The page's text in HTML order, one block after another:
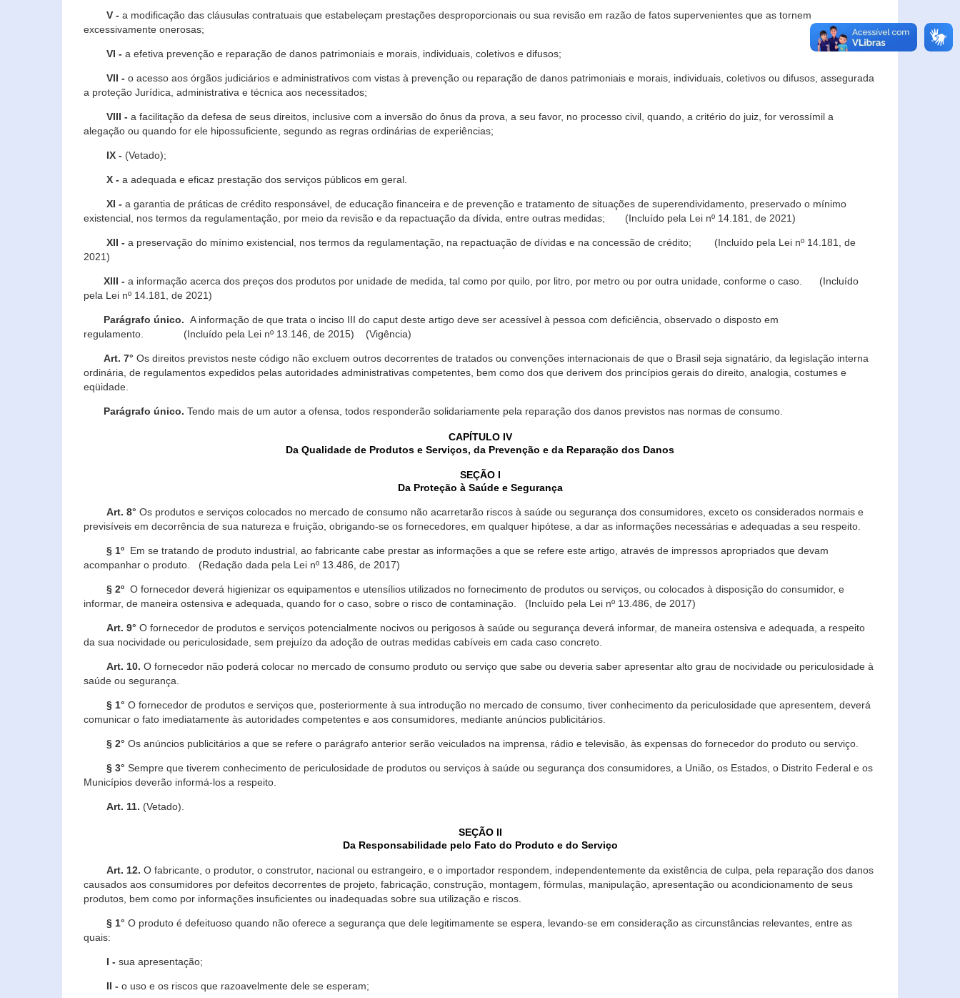
V - a modificação das cláusulas contratuais que estabeleçam prestações desproporcionais ou sua revisão em razão de fatos supervenientes que as tornem
excessivamente onerosas;
VI - a efetiva prevenção e reparação de danos patrimoniais e morais, individuais, coletivos e difusos;
VII - o acesso aos órgãos judiciários e administrativos com vistas à prevenção ou reparação de danos patrimoniais e morais, individuais, coletivos ou difusos, assegurada
a proteção Jurídica, administrativa e técnica aos necessitados;
VIII - a facilitação da defesa de seus direitos, inclusive com a inversão do ônus da prova, a seu favor, no processo civil, quando, a critério do juiz, for verossímil a
alegação ou quando for ele hipossuficiente, segundo as regras ordinárias de experiências;
IX - (Vetado);
X - a adequada e eficaz prestação dos serviços públicos em geral.
XI - a garantia de práticas de crédito responsável, de educação financeira e de prevenção e tratamento de situações de superendividamento, preservado o mínimo
existencial, nos termos da regulamentação, por meio da revisão e da repactuação da dívida, entre outras medidas; (Incluído pela Lei nº 14.181, de 2021)
XII - a preservação do mínimo existencial, nos termos da regulamentação, na repactuação de dívidas e na concessão de crédito; (Incluído pela Lei nº 14.181, de
2021)
XIII - a informação acerca dos preços dos produtos por unidade de medida, tal como por quilo, por litro, por metro ou por outra unidade, conforme o caso. (Incluído
pela Lei nº 14.181, de 2021)
Parágrafo único. A informação de que trata o inciso III do caput deste artigo deve ser acessível à pessoa com deficiência, observado o disposto em
regulamento. (Incluído pela Lei nº 13.146, de 2015) (Vigência)
Art. 7° Os direitos previstos neste código não excluem outros decorrentes de tratados ou convenções internacionais de que o Brasil seja signatário, da legislação interna
ordinária, de regulamentos expedidos pelas autoridades administrativas competentes, bem como dos que derivem dos princípios gerais do direito, analogia, costumes e
eqüidade.
Parágrafo único. Tendo mais de um autor a ofensa, todos responderão solidariamente pela reparação dos danos previstos nas normas de consumo.
CAPÍTULO IV
Da Qualidade de Produtos e Serviços, da Prevenção e da Reparação dos Danos
SEÇÃO I
Da Proteção à Saúde e Segurança
Art. 8° Os produtos e serviços colocados no mercado de consumo não acarretarão riscos à saúde ou segurança dos consumidores, exceto os considerados normais e
previsíveis em decorrência de sua natureza e fruição, obrigando-se os fornecedores, em qualquer hipótese, a dar as informações necessárias e adequadas a seu respeito.
§ 1º Em se tratando de produto industrial, ao fabricante cabe prestar as informações a que se refere este artigo, através de impressos apropriados que devam
acompanhar o produto. (Redação dada pela Lei nº 13.486, de 2017)
§ 2º O fornecedor deverá higienizar os equipamentos e utensílios utilizados no fornecimento de produtos ou serviços, ou colocados à disposição do consumidor, e
informar, de maneira ostensiva e adequada, quando for o caso, sobre o risco de contaminação. (Incluído pela Lei nº 13.486, de 2017)
Art. 9° O fornecedor de produtos e serviços potencialmente nocivos ou perigosos à saúde ou segurança deverá informar, de maneira ostensiva e adequada, a respeito
da sua nocividade ou periculosidade, sem prejuízo da adoção de outras medidas cabíveis em cada caso concreto.
Art. 10. O fornecedor não poderá colocar no mercado de consumo produto ou serviço que sabe ou deveria saber apresentar alto grau de nocividade ou periculosidade à
saúde ou segurança.
§ 1° O fornecedor de produtos e serviços que, posteriormente à sua introdução no mercado de consumo, tiver conhecimento da periculosidade que apresentem, deverá
comunicar o fato imediatamente às autoridades competentes e aos consumidores, mediante anúncios publicitários.
§ 2° Os anúncios publicitários a que se refere o parágrafo anterior serão veiculados na imprensa, rádio e televisão, às expensas do fornecedor do produto ou serviço.
§ 3° Sempre que tiverem conhecimento de periculosidade de produtos ou serviços à saúde ou segurança dos consumidores, a União, os Estados, o Distrito Federal e os
Municípios deverão informá-los a respeito.
Art. 11. (Vetado).
SEÇÃO II
Da Responsabilidade pelo Fato do Produto e do Serviço
Art. 12. O fabricante, o produtor, o construtor, nacional ou estrangeiro, e o importador respondem, independentemente da existência de culpa, pela reparação dos danos
causados aos consumidores por defeitos decorrentes de projeto, fabricação, construção, montagem, fórmulas, manipulação, apresentação ou acondicionamento de seus
produtos, bem como por informações insuficientes ou inadequadas sobre sua utilização e riscos.
§ 1° O produto é defeituoso quando não oferece a segurança que dele legitimamente se espera, levando-se em consideração as circunstâncias relevantes, entre as
quais:
I - sua apresentação;
II - o uso e os riscos que razoavelmente dele se esperam;